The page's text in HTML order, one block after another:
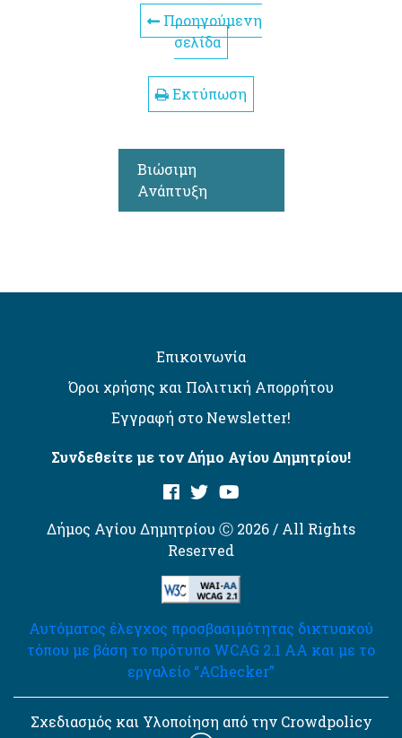
Προηγούμενη
σελίδα
Εκτύπωση
Βιώσιμη
Ανάπτυξη
Επικοινωνία
Όροι χρήσης και Πολιτική Απορρήτου
Εγγραφή στο Newsletter!
Συνδεθείτε με τον Δήμο Αγίου Δημητρίου!
Δήμος Αγίου Δημητρίου Ⓒ 2026 / All Rights
Reserved
Αυτόματος έλεγχος προσβασιμότητας δικτυακού
τόπου με βάση το πρότυπο WCAG 2.1 AA και με το
εργαλείο “AChecker”
Σχεδιασμός και Υλοποίηση από την Crowdpolicy